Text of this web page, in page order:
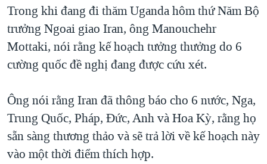
tới
"Tìm"
VẠCH TRẦN TIN GIẢ
NGƯỜI VIỆT HẢI NGOẠI
ĐỜI SỐNG
KINH TẾ
KHOA HỌC
SỨC KHOẺ
VĂN HOÁ
THỂ THAO
CHIẾN TRANH THƯƠNG MẠI CỦA MỸ: QUÁ KHỨ VÀ HIỆN
TẠI
HÀNH TRÌNH BẦU CỬ 2024
MỘT NĂM CHIẾN TRANH TẠI DẢI GAZA
NGÀY TỊ NẠN THẾ GIỚI
TRỊNH VĨNH BÌNH - NGƯỜI HẠ 'BÊN THẮNG CUỘC'
GROUND ZERO – XƯA VÀ NAY
HỌC TIẾNG ANH
VIDEO
NGHE
Ngôn ngữ khác
Trong khi đang đi thăm Uganda hôm thứ Năm Bộ
trưởng Ngoai giao Iran, ông Manouchehr
Mottaki, nói rằng kế hoạch tưởng thưởng do 6
cường quốc đề nghị đang được cứu xét.
Ông nói rằng Iran đã thông báo cho 6 nước, Nga,
Trung Quốc, Pháp, Đức, Anh và Hoa Kỳ, rằng họ
sẵn sàng thương thảo và sẽ trả lời về kế hoạch này
vào một thời điểm thích hợp.